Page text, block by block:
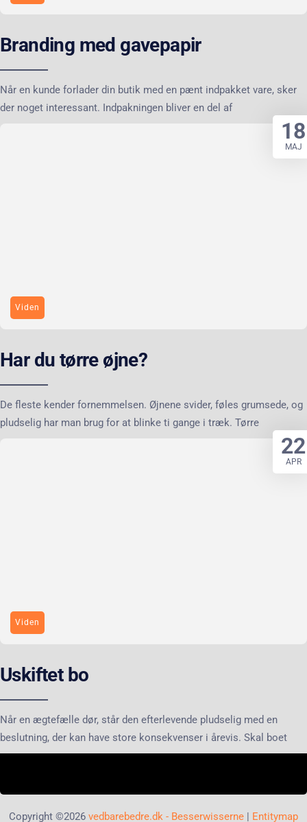
Branding med gavepapir
Når en kunde forlader din butik med en pænt indpakket vare, sker
der noget interessant. Indpakningen bliver en del af
Viden
Har du tørre øjne?
De fleste kender fornemmelsen. Øjnene svider, føles grumsede, og
pludselig har man brug for at blinke ti gange i træk. Tørre
18
MAJ
Viden
Uskiftet bo
Når en ægtefælle dør, står den efterlevende pludselig med en
beslutning, der kan have store konsekvenser i årevis. Skal boet
22
APR
Copyright ©2026 vedbarebedre.dk - Besserwisserne | Entitymap